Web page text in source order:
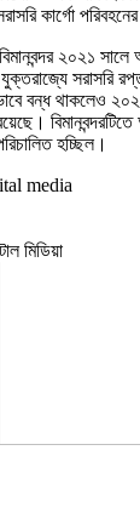
কার্গো
২০২১ সালে
সরাসরি
বন্ধ থাকলেও
হচ্ছিল।
media
মিডিয়া